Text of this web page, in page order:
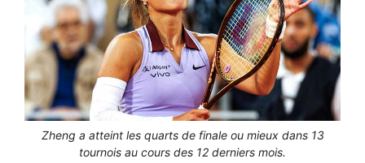
Zheng a atteint les quarts de finale ou mieux dans 13
tournois au cours des 12 derniers mois.